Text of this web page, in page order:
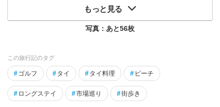
もっと見る
写真：あと56枚
この旅行記のタグ
# ゴルフ # タイ # タイ料理 # ビーチ
# ロングステイ #市場巡り #街歩き